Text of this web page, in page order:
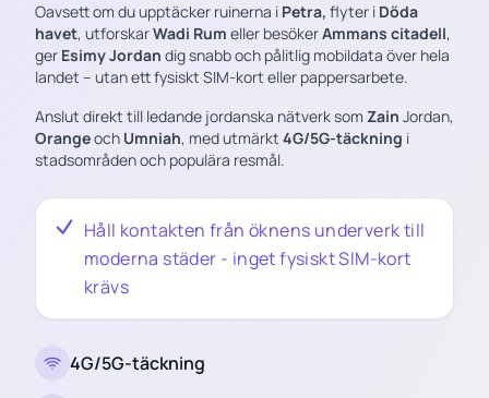
Oavsett om du upptäcker ruinerna i Petra, flyter i Döda
havet, utforskarWadi Rum eller besökerAmmans citadell,
ger Esimy Jordan dig snabb och pålitlig mobildata över hela
landet – utan ett fysiskt SIM-kort eller pappersarbete.
Anslut direkt till ledande jordanska nätverk som Zain Jordan,
Orangeoch Umniah, med utmärkt 4G/5G-täckning i
stadsområden och populära resmål.
Håll kontakten från öknens underverk till
moderna städer - inget fysiskt SIM-kort
krävs
4G/5G-täckning